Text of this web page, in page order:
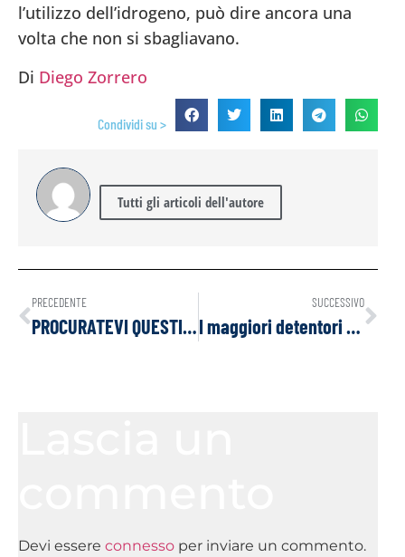
l’utilizzo dell’idrogeno, può dire ancora una
volta che non si sbagliavano.
Di Diego Zorrero
Condividi su >
Tutti gli articoli dell'autore
PRECEDENTE
PROCURATEVI QUESTI FARMACI FONDAMENTALI PRIMA CHE VENGANO VIETATI!
SUCCESSIVO
I maggiori detentori aziendali di Bitcoin al mondo
Devi essere connesso per inviare un commento.